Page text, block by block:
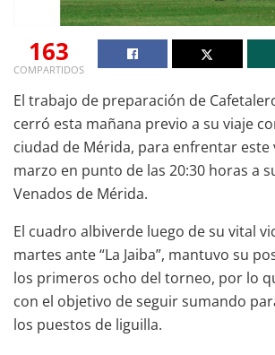
163
COMPARTIDOS
El trabajo de preparación de
cerró esta mañana previo a su viaje
ciudad de Mérida, para enfrentar este
marzo en punto de las 20:30 horas a
Venados de Mérida.
El cuadro albiverde luego de su vital
martes ante “La Jaiba”, mantuvo su
los primeros ocho del torneo, por lo
con el objetivo de seguir sumando
los puestos de liguilla.